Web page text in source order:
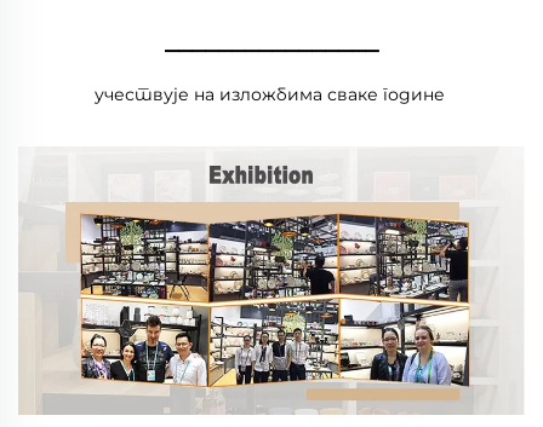
________________
учествује на изложбима сваке године